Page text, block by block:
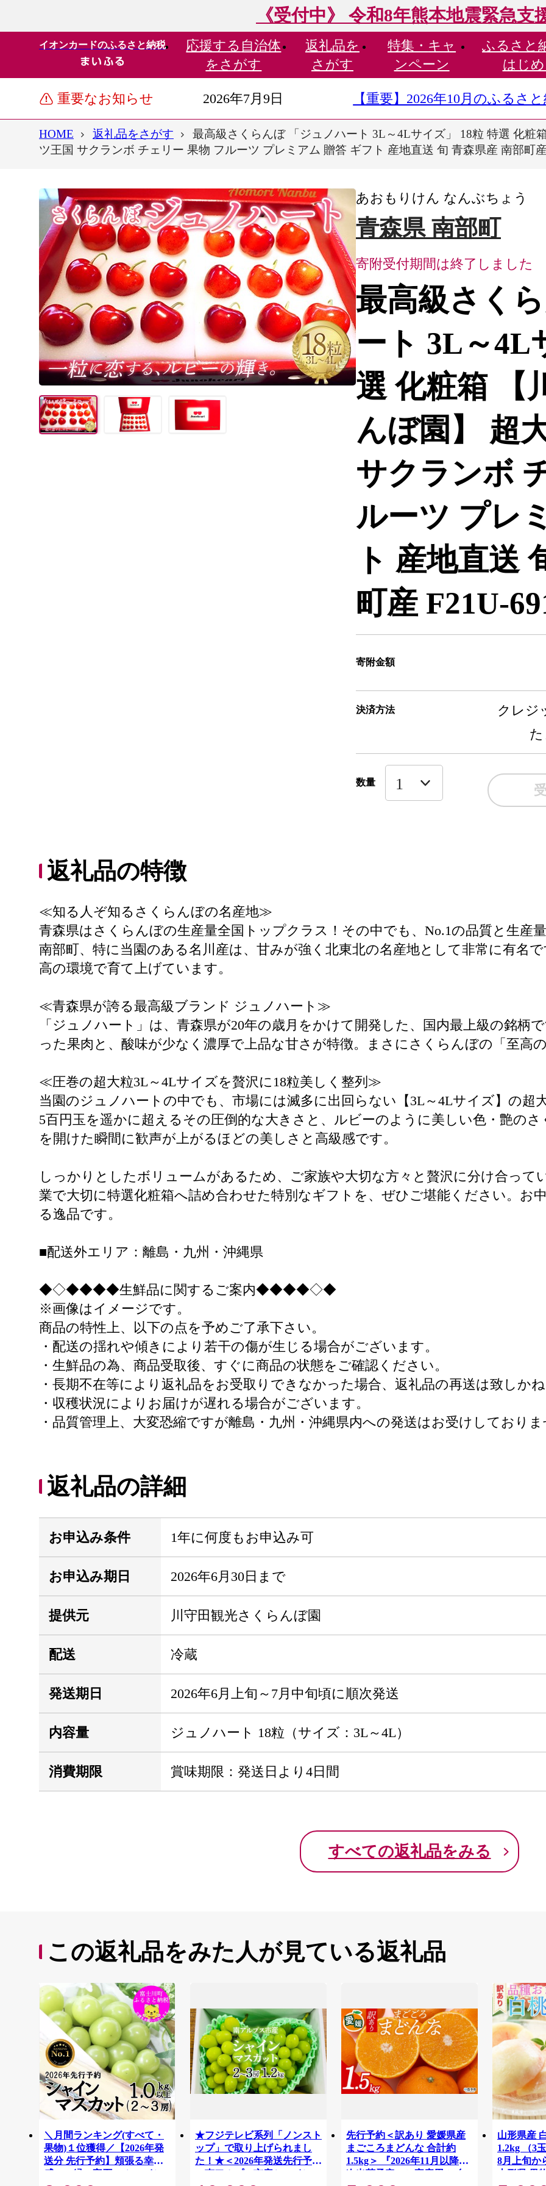
《受付中》 令和8年熊本地震緊急支
イオンカードのふるさと納税 応援する 自治体
をさがす
返礼品を
さがす
特集・ キャ
ンペーン
ふるさと
はじめ
重要なお知らせ 2026年7月9日 【重要】2026年10月のふるさ
HOME 返礼品をさがす
最高級さくらんぼ 「ジュノハート 3L～4Lサイズ」 18粒 特選 化粧
ツ王国 サクランボ チェリー 果物 フルーツ プレミアム 贈答 ギフト 産地直送 旬 青森県産 南部町
あおもりけん なんぶちょう
青森県 南部町
寄附受付期間は終了しました
最高級さく
ート 3L～4L
選 化粧箱 【
んぼ園】 超
サクランボ
ルーツ プレ
ト 産地直送
町産 F21U-
寄附金額
決済方法
クレジ
数量
返礼品の特徴
≪知る人ぞ知るさくらんぼの名産地≫
青森県はさくらんぼの生産量全国トップクラス！その中でも、No.1の品質と生産
南部町、特に当園のある名川産は、甘みが強く北東北の名産地として非常に有名
高の環境で育て上げています。
≪青森県が誇る最高級ブランド ジュノハート≫
「ジュノハート」は、青森県が20年の歳月をかけて開発した、国内最上級の銘柄
った果肉と、酸味が少なく濃厚で上品な甘さが特徴。まさにさくらんぼの「至高の
≪圧巻の超大粒3L～4Lサイズを贅沢に18粒美しく整列≫
当園のジュノハートの中でも、市場には滅多に出回らない【3L～4Lサイズ】の超
5百円玉を遥かに超えるその圧倒的な大きさと、ルビーのように美しい色・艶の
を開けた瞬間に歓声が上がるほどの美しさと高級感です。
しっかりとしたボリュームがあるため、ご家族や大切な方々と贅沢に分け合って
業で大切に特選化粧箱へ詰め合わせた特別なギフトを、ぜひご堪能ください。お
る逸品です。
■配送外エリア：離島・九州・沖縄県
◆◇◆◆◆◆生鮮品に関するご案内◆◆◆◆◇◆
※画像はイメージです。
商品の特性上、以下の点を予めご了承下さい。
・配送の揺れや傾きにより若干の傷が生じる場合がございます。
・生鮮品の為、商品受取後、すぐに商品の状態をご確認ください。
・長期不在等により返礼品をお受取りできなかった場合、返礼品の再送は致しかね
・収穫状況によりお届けが遅れる場合がございます。
・品質管理上、大変恐縮ですが離島・九州・沖縄県内への発送はお受けしておりま
返礼品の詳細
お申込み条件 1年に何度もお申込み可
お申込み期日 2026年6月30日まで
提供元 川守田観光さくらんぼ園
配送 冷蔵
発送期日 2026年6月上旬～7月中旬頃に順次発送
内容量 ジュノハート 18粒（サイズ：3L～4L）
消費期限 賞味期限：発送日より4日間
すべての返礼品をみる
この返礼品をみた人が見ている返礼品
＼月間ランキング(すべて・
果物)１位獲得／【2026年発
送分 先行予約】頬張る幸福
感 〜緑の宝石・ シャイン
★フジテレビ系列「ノンスト
ップ」で取り上げられまし
た！★＜2026年発送先行予約
＞南アルプス市産シャインマ
先行予約＜訳あり 愛媛県産
まごころまどんな 合計約
1.5kg＞ 『2026年11月以降順
次出荷予定』ご家庭用 ご自
山形県産
1.2kg （3
8月上旬か
山形県 果